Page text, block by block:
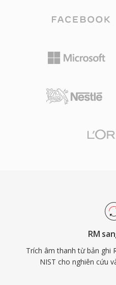
RM
Trích âm thanh từ bản ghi
NIST cho nghiên cứu